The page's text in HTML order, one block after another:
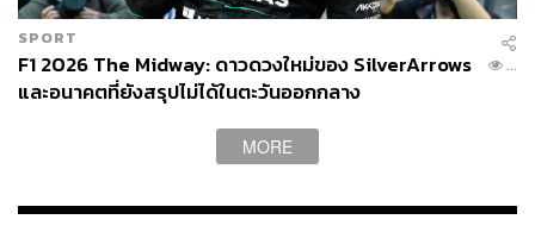
TAGS:
Formula 1
SPORT
F1 2026 The Midway: ดาวดวงใหม่ของ SilverArrows
และอนาคตที่ยังสรุปไม่ได้ในตะวันออกกลาง
...
MORE